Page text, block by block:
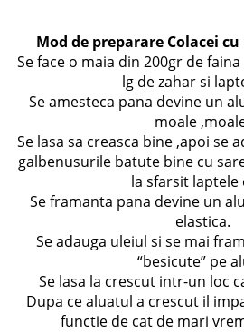
Mod de preparare Colacei
Se face o maia din 200gr de
lg de zahar si
Se amesteca pana devine un
moale
Se lasa sa creasca bine ,apoi se
galbenusurile batute bine cu
la sfarsit laptele
Se framanta pana devine un
elastica.
Se adauga uleiul si se mai
“besicute” pe
Se lasa la crescut intr-un loc
Dupa ce aluatul a crescut il
functie de cat de mari